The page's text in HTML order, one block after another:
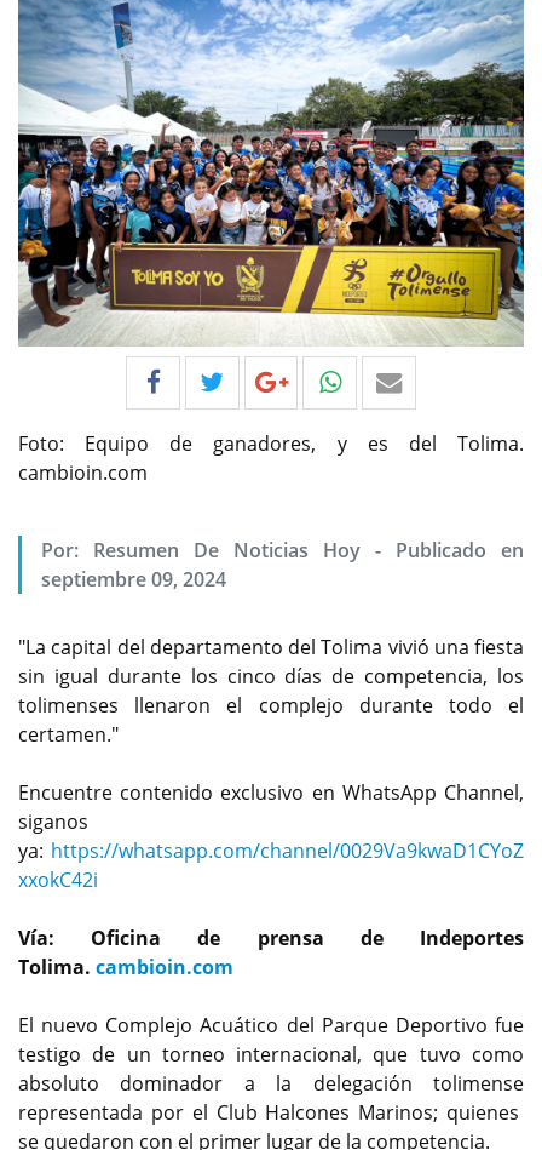
Foto: Equipo de ganadores, y es del Tolima.
cambioin.com
Por: Resumen De Noticias Hoy - Publicado en
septiembre 09, 2024
"La capital del departamento del Tolima vivió una fiesta
sin igual durante los cinco días de competencia, los
tolimenses llenaron el complejo durante todo el
certamen."
Encuentre contenido exclusivo en WhatsApp Channel,
siganos
ya: https://whatsapp.com/channel/0029Va9kwaD1CYoZ
xxokC42i
Vía: Oficina de prensa de Indeportes
Tolima. cambioin.com
El nuevo Complejo Acuático del Parque Deportivo fue
testigo de un torneo internacional, que tuvo como
absoluto dominador a la delegación tolimense
representada por el Club Halcones Marinos; quienes
se quedaron con el primer lugar de la competencia.